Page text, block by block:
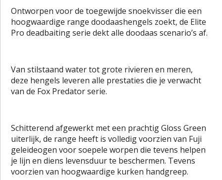
Ontworpen voor de toegewijde snoekvisser die een
hoogwaardige range doodaashengels zoekt, de Elite
Pro deadbaiting serie dekt alle doodaas scenario’s af.
Van stilstaand water tot grote rivieren en meren,
deze hengels leveren alle prestaties die je verwacht
van de Fox Predator serie.
Schitterend afgewerkt met een prachtig Gloss Green
uiterlijk, de range heeft is volledig voorzien van Fuji
geleideogen voor soepele worpen die tevens helpen
je lijn en diens levensduur te beschermen. Tevens
voorzien van hoogwaardige kurken handgreep.